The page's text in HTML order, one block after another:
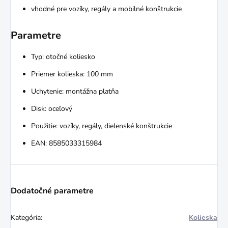
vhodné pre vozíky, regály a mobilné konštrukcie
Parametre
Typ: otočné koliesko
Priemer kolieska: 100 mm
Uchytenie: montážna platňa
Disk: oceľový
Použitie: vozíky, regály, dielenské konštrukcie
EAN: 8585033315984
Dodatočné parametre
Kategória: Kolieska